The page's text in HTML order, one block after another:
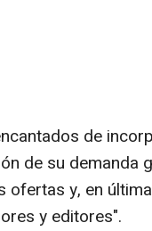
de
de su demanda
ofertas y, en
y editores".